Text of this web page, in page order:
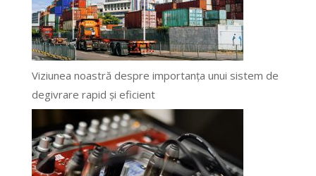
Viziunea noastră despre importanța unui sistem de
degivrare rapid și eficient